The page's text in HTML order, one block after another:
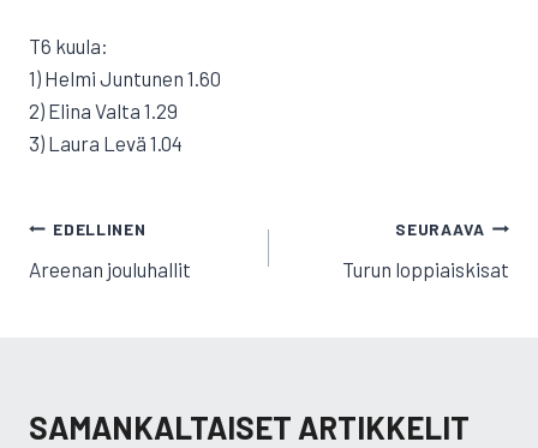
T6 kuula:
1) Helmi Juntunen 1.60
2) Elina Valta 1.29
3) Laura Levä 1.04
ARTIKKELIEN
SELAUS
EDELLINEN
Areenan jouluhallit
SEURAAVA
Turun loppiaiskisat
SAMANKALTAISET ARTIKKELIT